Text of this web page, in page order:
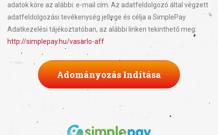
adatok köre az alábbi: e-mail cím. Az adatfeldolgozó által végzett
adatfeldolgozási tevékenység jellege és célja a SimplePay
Adatkezelési tájékoztatóban, az alábbi linken tekinthető meg:
http://simplepay.hu/vasarlo-aff
Adományozás Indítása